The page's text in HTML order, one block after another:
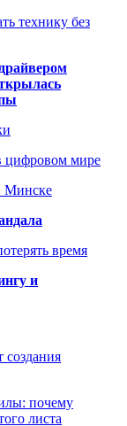
технику без
цифровом мире
Минске
время
и
создания
почему
листа